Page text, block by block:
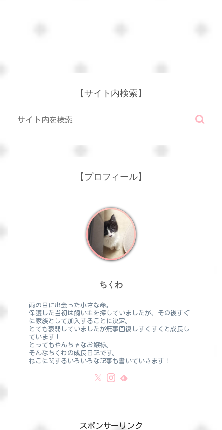
【サイト内検索】
【プロフィール】
ちくわ
雨の日に出会った小さな命。
保護した当初は飼い主を探していましたが、その後すぐ
に家族として加入することに決定。
とても衰弱していましたが無事回復しすくすくと成長し
ています！
とってもやんちゃなお嬢様。
そんなちくわの成長日記です。
ねこに関するいろいろな記事も書いていきます！
スポンサーリンク